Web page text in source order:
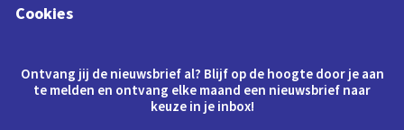
Cookies
Ontvang jij de nieuwsbrief al? Blijf op de hoogte door je aan
te melden en ontvang elke maand een nieuwsbrief naar
keuze in je inbox!